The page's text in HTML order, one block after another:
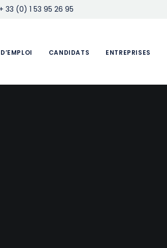
33 (0) 1 53 95 26 95
CANDIDATS ENTREPRISES